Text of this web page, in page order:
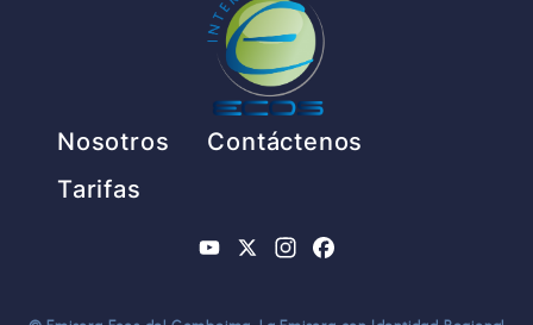
Pie de página
Nosotros
Contáctenos
Tarifas
YouTube
X Instagram